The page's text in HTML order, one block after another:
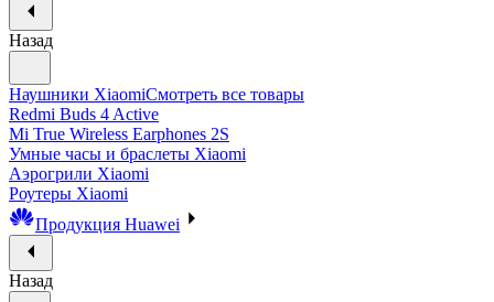
Назад
Наушники XiaomiСмотреть все товары
Redmi Buds 4 Active
Mi True Wireless Earphones 2S
Умные часы и браслеты Xiaomi
Аэрогрили Xiaomi
Роутеры Xiaomi
Продукция Huawei
Назад